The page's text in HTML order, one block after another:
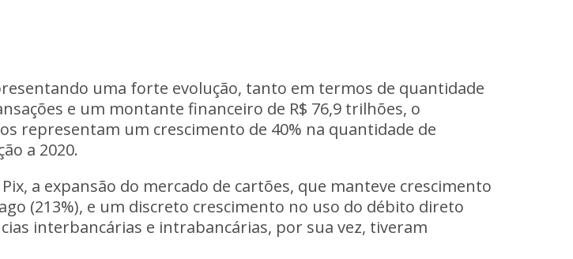
uma forte evolução, tanto em termos de quantidade
e um montante financeiro de R$ 76,9 trilhões, o
representam um crescimento de 40% na quantidade de
a 2020.
a expansão do mercado de cartões, que manteve crescimento
(213%), e um discreto crescimento no uso do débito direto
interbancárias e intrabancárias, por sua vez, tiveram